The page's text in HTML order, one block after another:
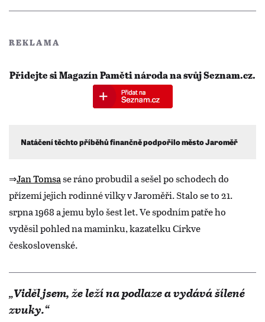
REKLAMA
Přidejte si Magazín Paměti národa na svůj Seznam.cz.
Natáčení těchto příběhů finančně podpořilo město Jaroměř
⇒Jan Tomsase ráno probudil a sešel po schodech do
přízemí jejich rodinné vilky v Jaroměři. Stalo se to 21.
srpna 1968 a jemu bylo šest let. Ve spodním patře ho
vyděsil pohled na maminku, kazatelku Církve
československé.
„Viděl jsem, že leží na podlaze a vydává šílené
zvuky.“